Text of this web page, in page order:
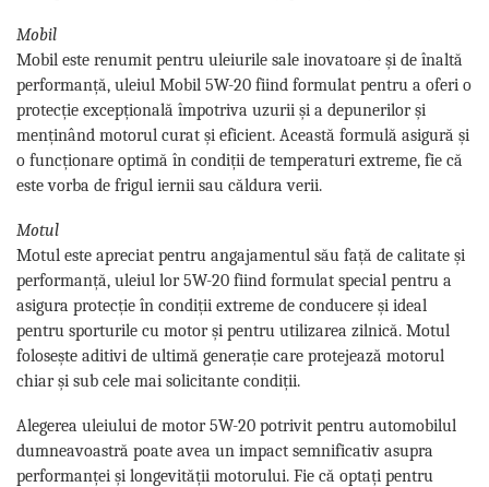
Mobil
Mobil este renumit pentru uleiurile sale inovatoare și de înaltă
performanță, uleiul Mobil 5W-20 fiind formulat pentru a oferi o
protecție excepțională împotriva uzurii și a depunerilor și
menținând motorul curat și eficient. Această formulă asigură și
o funcționare optimă în condiții de temperaturi extreme, fie că
este vorba de frigul iernii sau căldura verii.
Motul
Motul este apreciat pentru angajamentul său față de calitate și
performanță, uleiul lor 5W-20 fiind formulat special pentru a
asigura protecție în condiții extreme de conducere și ideal
pentru sporturile cu motor și pentru utilizarea zilnică. Motul
folosește aditivi de ultimă generație care protejează motorul
chiar și sub cele mai solicitante condiții.
Alegerea uleiului de motor 5W-20 potrivit pentru automobilul
dumneavoastră poate avea un impact semnificativ asupra
performanței și longevității motorului. Fie că optați pentru